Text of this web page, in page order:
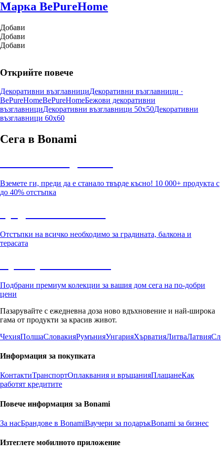
Марка BePureHome
Добави
Добави
Добави
Открийте повече
Декоративни възглавнициДекоративни възглавници ·
BePureHomeBePureHomeБежови декоративни
възглавнициДекоративни възглавници 50x50Декоративни
възглавници 60x60
Сега в Bonami
Вземете ги, преди да е станало твърде късно! 10 000+ продукта с
до 40% отстъпка
Отстъпки на всичко необходимо за градината, балкона и
терасата
Подбрани премиум колекции за вашия дом сега на по-добри
цени
Пазарувайте с ежедневна доза ново вдъхновение и най-широка
гама от продукти за красив живот.
ЧехияПолшаСловакияРумънияУнгарияХърватияЛитваЛатвия
Информация за покупката
КонтактиТранспортОплаквания и връщанияПлащанеКак
работят кредитите
Повече информация за Bonami
За насБрандове в BonamiВаучери за подаръкBonami за бизнес
Изтеглете мобилното приложение